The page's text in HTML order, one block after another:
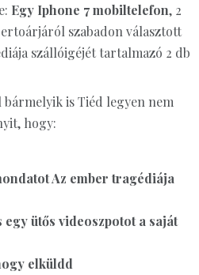
Egy Iphone 7 mobiltelefon, 2
szabadon választott
szállóigéjét tartalmazó 2 db
is Tiéd legyen nem
hogy:
Az ember tragédiája
ütős videoszpotot a saját
elküldd